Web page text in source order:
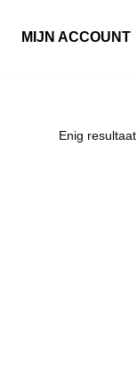
MIJN ACCOUNT
Enig resultaat